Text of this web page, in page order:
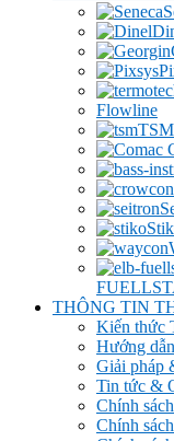
Flowline
TSM
THÔNG TIN
Kiến thức
Hướng
Giải pháp
Tin tức &
Chính
Chính